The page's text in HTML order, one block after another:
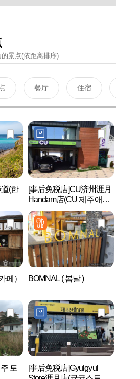
景点(依距离排序)
餐厅 住宿
(한
[事后免税店]CU济州涯月
Handam店(CU 제주애월
한담점)
페） BOMNAL ( 봄날 )
토
[事后免税店]Gyulgyul